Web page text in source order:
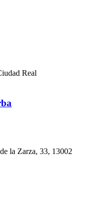
Real
la Zarza, 33, 13002